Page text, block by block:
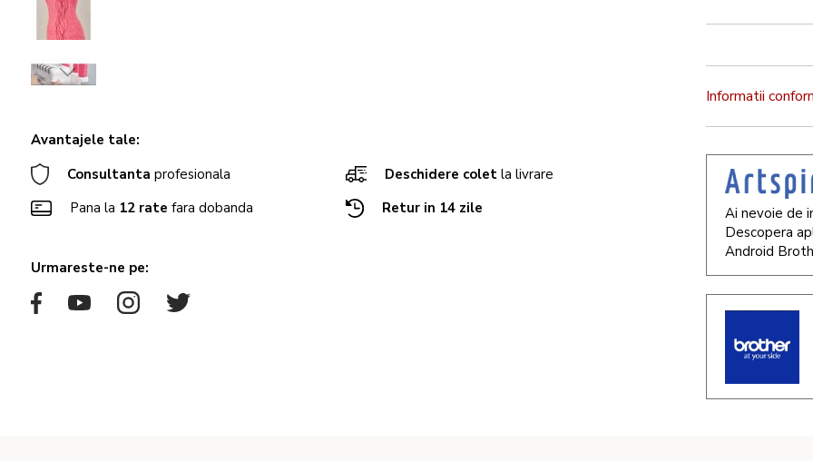
Avantajele tale:
Consultanta profesionala Deschidere colet la livrare
Pana la 12 rate fara dobanda Retur in 14 zile
Urmareste-ne pe:
Informatii
Ai nevoie de
Descopera
Android